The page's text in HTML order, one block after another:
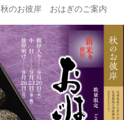
秋のお彼岸 おはぎのご案内